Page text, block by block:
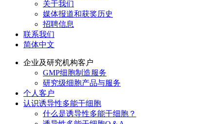
关于我们
媒体报道和获奖历史
招聘信息
联系我们
简体中文
企业及研究机构客户
GMP细胞制造服务
研究级细胞产品与服务
个人客户
认识诱导性多能干细胞
什么是诱导性多能干细胞？